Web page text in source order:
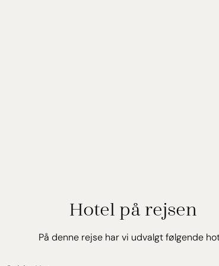
Hotel på rejsen
På denne rejse har vi udvalgt følgende